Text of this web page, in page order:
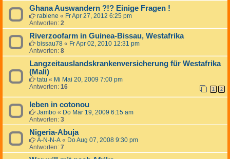
Ghana Auswandern ?!? Einige Fragen !
rabiene « Fr Apr 27, 2012 6:25 pm
Antworten: 2
Riverzoofarm in Guinea-Bissau, Westafrika
bissau78 « Fr Apr 02, 2010 12:31 pm
Antworten: 8
Langzeitauslandskrankenversicherung für Westafrika
(Mali)
tatu « Mi Mai 20, 2009 7:00 pm
Antworten: 16 1 2
leben in cotonou
Jambo « Do Mär 19, 2009 6:15 am
Antworten: 3
Nigeria-Abuja
A-N-N-A « Do Aug 07, 2008 9:30 pm
Antworten: 7